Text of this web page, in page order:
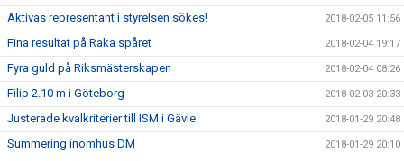
Aktivas representant i styrelsen sökes! 2018-02-05 11:56
Fina resultat på Raka spåret 2018-02-04 19:17
Fyra guld på Riksmästerskapen 2018-02-04 08:26
Filip 2.10 m i Göteborg 2018-02-03 20:33
Justerade kvalkriterier till ISM i Gävle 2018-01-29 20:48
Summering inomhus DM 2018-01-29 20:10